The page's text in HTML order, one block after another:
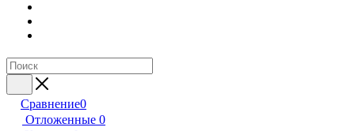
Сравнение0
Отложенные 0